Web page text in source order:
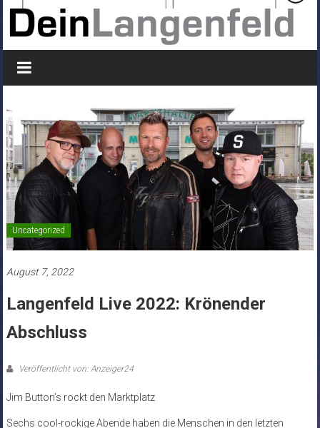
Uncategorized
August 7, 2022
Langenfeld Live 2022: Krönender
Abschluss
Veröffentlicht von: Anzeiger24
Jim Button’s rockt den Marktplatz
Sechs cool-rockige Abende haben die Menschen in den letzten